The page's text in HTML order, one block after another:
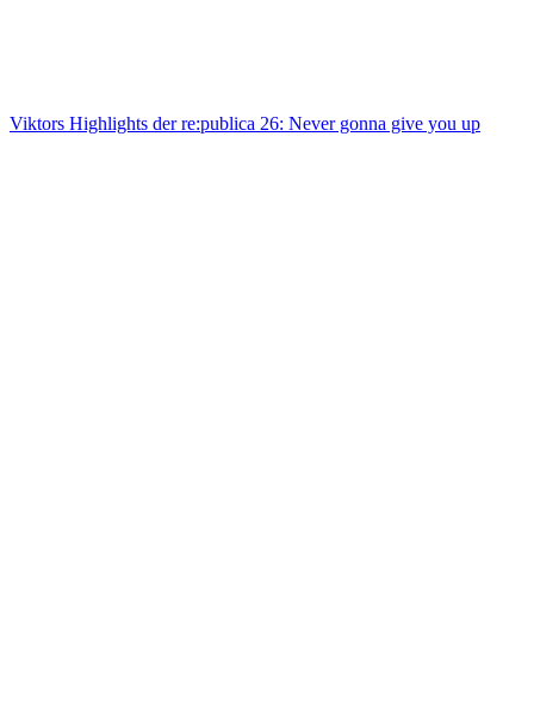
Viktors Highlights der re:publica 26: Never gonna give you up